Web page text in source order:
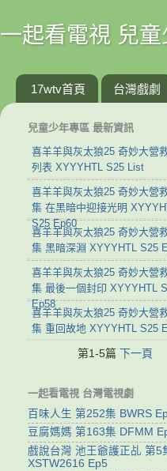
一起看電視 兒童
17wtv首頁 台灣戲劇
兒童少年專區 最新資訊
喜羊羊與灰太狼25 奇妙大營
列表 XYYYHTL S25 List
喜羊羊與灰太狼25 奇妙大營
集 在黑暗中迎接光明
S25 Ep60
喜羊羊與灰太狼25 奇妙大營
集 黑暗深淵 XYYYHTL S25
喜羊羊與灰太狼25 奇妙大營
集 最後一個封印 XYYYHTL
Ep58
喜羊羊與灰太狼25 奇妙大營
集 重回故地 XYYYHTL S25
第1-5篇 下一頁
一起看電視 台灣電視劇
百味人生 第252集 BWRS
豆腐媽媽 第163集 DFMM
戲說台灣 池王爺護正乩 第5
XSTW2616 Ep5